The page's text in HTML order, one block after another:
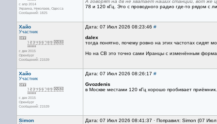
с апр 2014
Украина, Николаев, Одесса
Сообщений: 1825
А говорят на дв не хватает наших станций, вот же
78 и 120 кГц. Это с проводного радио где-то рядом с
Хайо
Участник
с дек 2015
Оренбург
Сообщений: 21539
Дата: 07 Июл 2026 08:23:46 #
dalex
тогда понятно, почему ровно на этих частотах сидят
Но на СВ это точно сами Иранцы с изменённым
Хайо
Участник
с дек 2015
Оренбург
Сообщений: 21539
Дата: 07 Июл 2026 08:26:17 #
Gvozdenis
в Москве местами 120 кГц хорошо пробивает
Simon
Дата: 07 Июл 2026 08:41:37 · Поправил: Simon (07